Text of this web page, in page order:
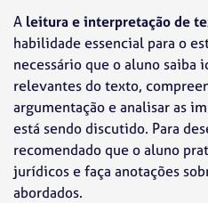
A leitura e interpretação de
habilidade essencial para o
necessário que o aluno saiba
relevantes do texto,
argumentação e analisar as
está sendo discutido. Para
recomendado que o aluno
jurídicos e faça anotações
abordados.